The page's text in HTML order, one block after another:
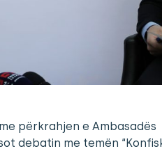
përkrahjen e Ambasadës
debatin me temën